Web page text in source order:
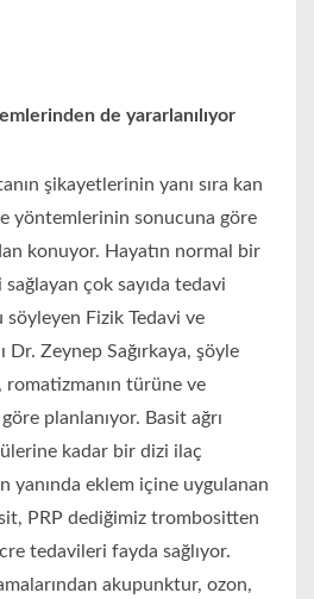
de yararlanılıyor
şikayetlerinin yanı sıra kan
yöntemlerinin sonucuna göre
konuyor. Hayatın normal bir
çok sayıda tedavi
Fizik Tedavi ve
Dr. Zeynep Sağırkaya, şöyle
romatizmanın türüne ve
planlanıyor. Basit ağrı
kadar bir dizi ilaç
yanında eklem içine uygulanan
PRP dediğimiz trombositten
tedavileri fayda sağlıyor.
akupunktur, ozon,